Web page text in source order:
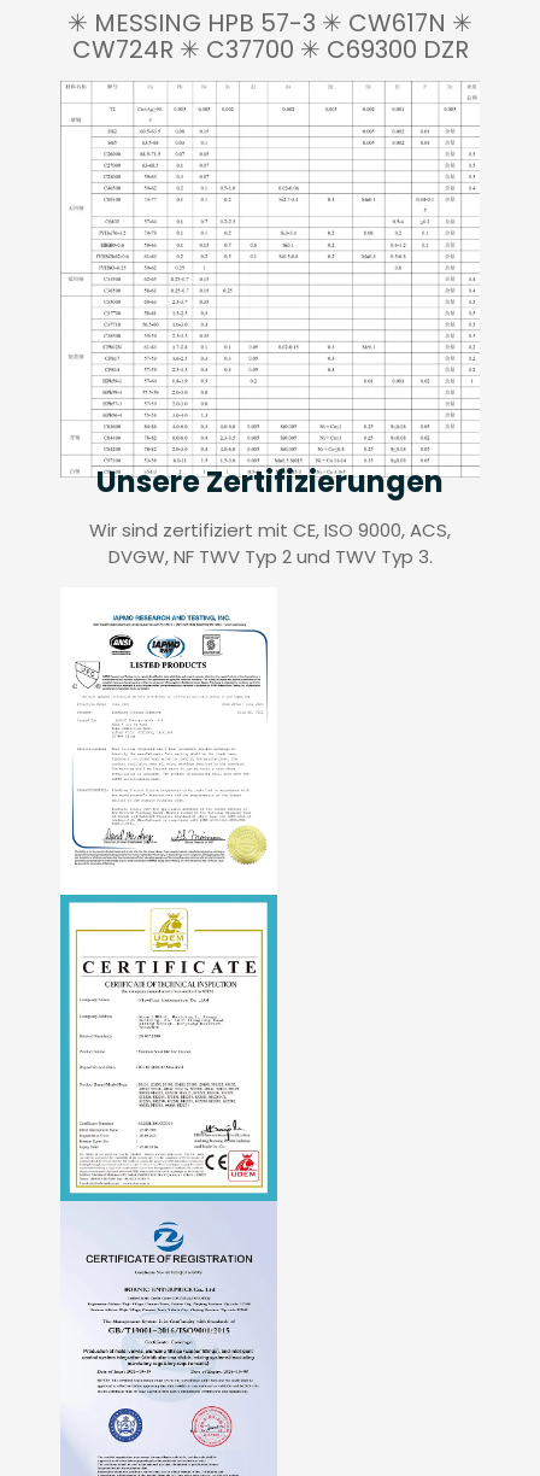
✳ MESSING HPB 57-3 ✳ CW617N ✳
CW724R ✳ C37700 ✳ C69300 DZR
Unsere Zertifizierungen
Wir sind zertifiziert mit CE, ISO 9000, ACS,
DVGW, NF TWV Typ 2 und TWV Typ 3.